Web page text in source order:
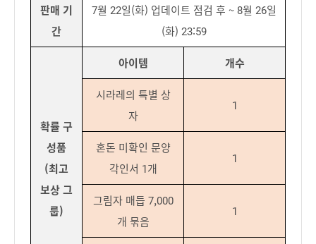
판매 기
간
7월 22일(화) 업데이트 점검 후 ~ 8월 26일
(화) 23:59
확률 구
성품
(최고
보상 그
룹)
아이템 개수
시라레의 특별 상
자
1
혼돈 미확인 문양
각인서 1개
1
그림자 매듭 7,000
개 묶음
1